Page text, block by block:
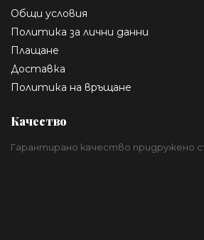
Общи условия
Политика за лични данни
Плащане
Доставка
Политика на връщане
Качество
Гарантирано качество придружено